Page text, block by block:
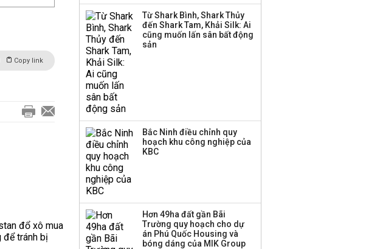
Copy link
Công ty 100 tỷ của
Huấn Hoa Hồng bỗng
dưng ‘biến mất’, một
Từ Shark Bình, Shark Thủy
đến Shark Tam, Khải Silk: Ai
cũng muốn lấn sân bất động
sản
Bắc Ninh điều chỉnh quy
hoạch khu công nghiệp của
KBC
Hơn 49ha đất gần Bãi
Trường quy hoạch cho dự
án Phú Quốc Housing và
bóng dáng của MIK Group